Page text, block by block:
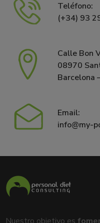
Teléfono:
(+34) 93
Calle Bon
08970
Barcelona
Email:
info@my-